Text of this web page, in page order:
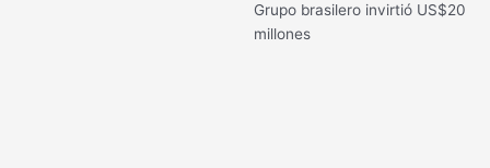
Grupo brasilero invirtió US$20
millones